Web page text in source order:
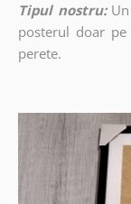
Tipul nostru:
posterul doar
perete.